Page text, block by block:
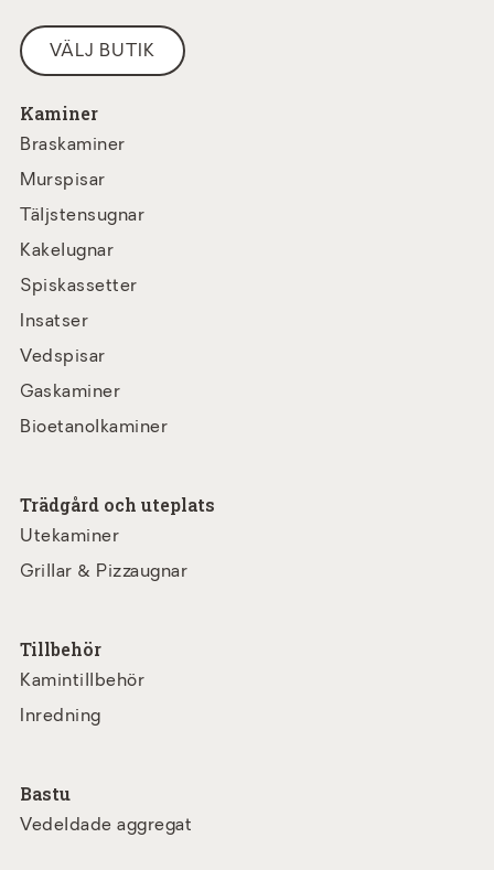
VÄLJ BUTIK
Kaminer
Braskaminer
Murspisar
Täljstensugnar
Kakelugnar
Spiskassetter
Insatser
Vedspisar
Gaskaminer
Bioetanolkaminer
Trädgård och uteplats
Utekaminer
Grillar & Pizzaugnar
Tillbehör
Kamintillbehör
Inredning
Bastu
Vedeldade aggregat